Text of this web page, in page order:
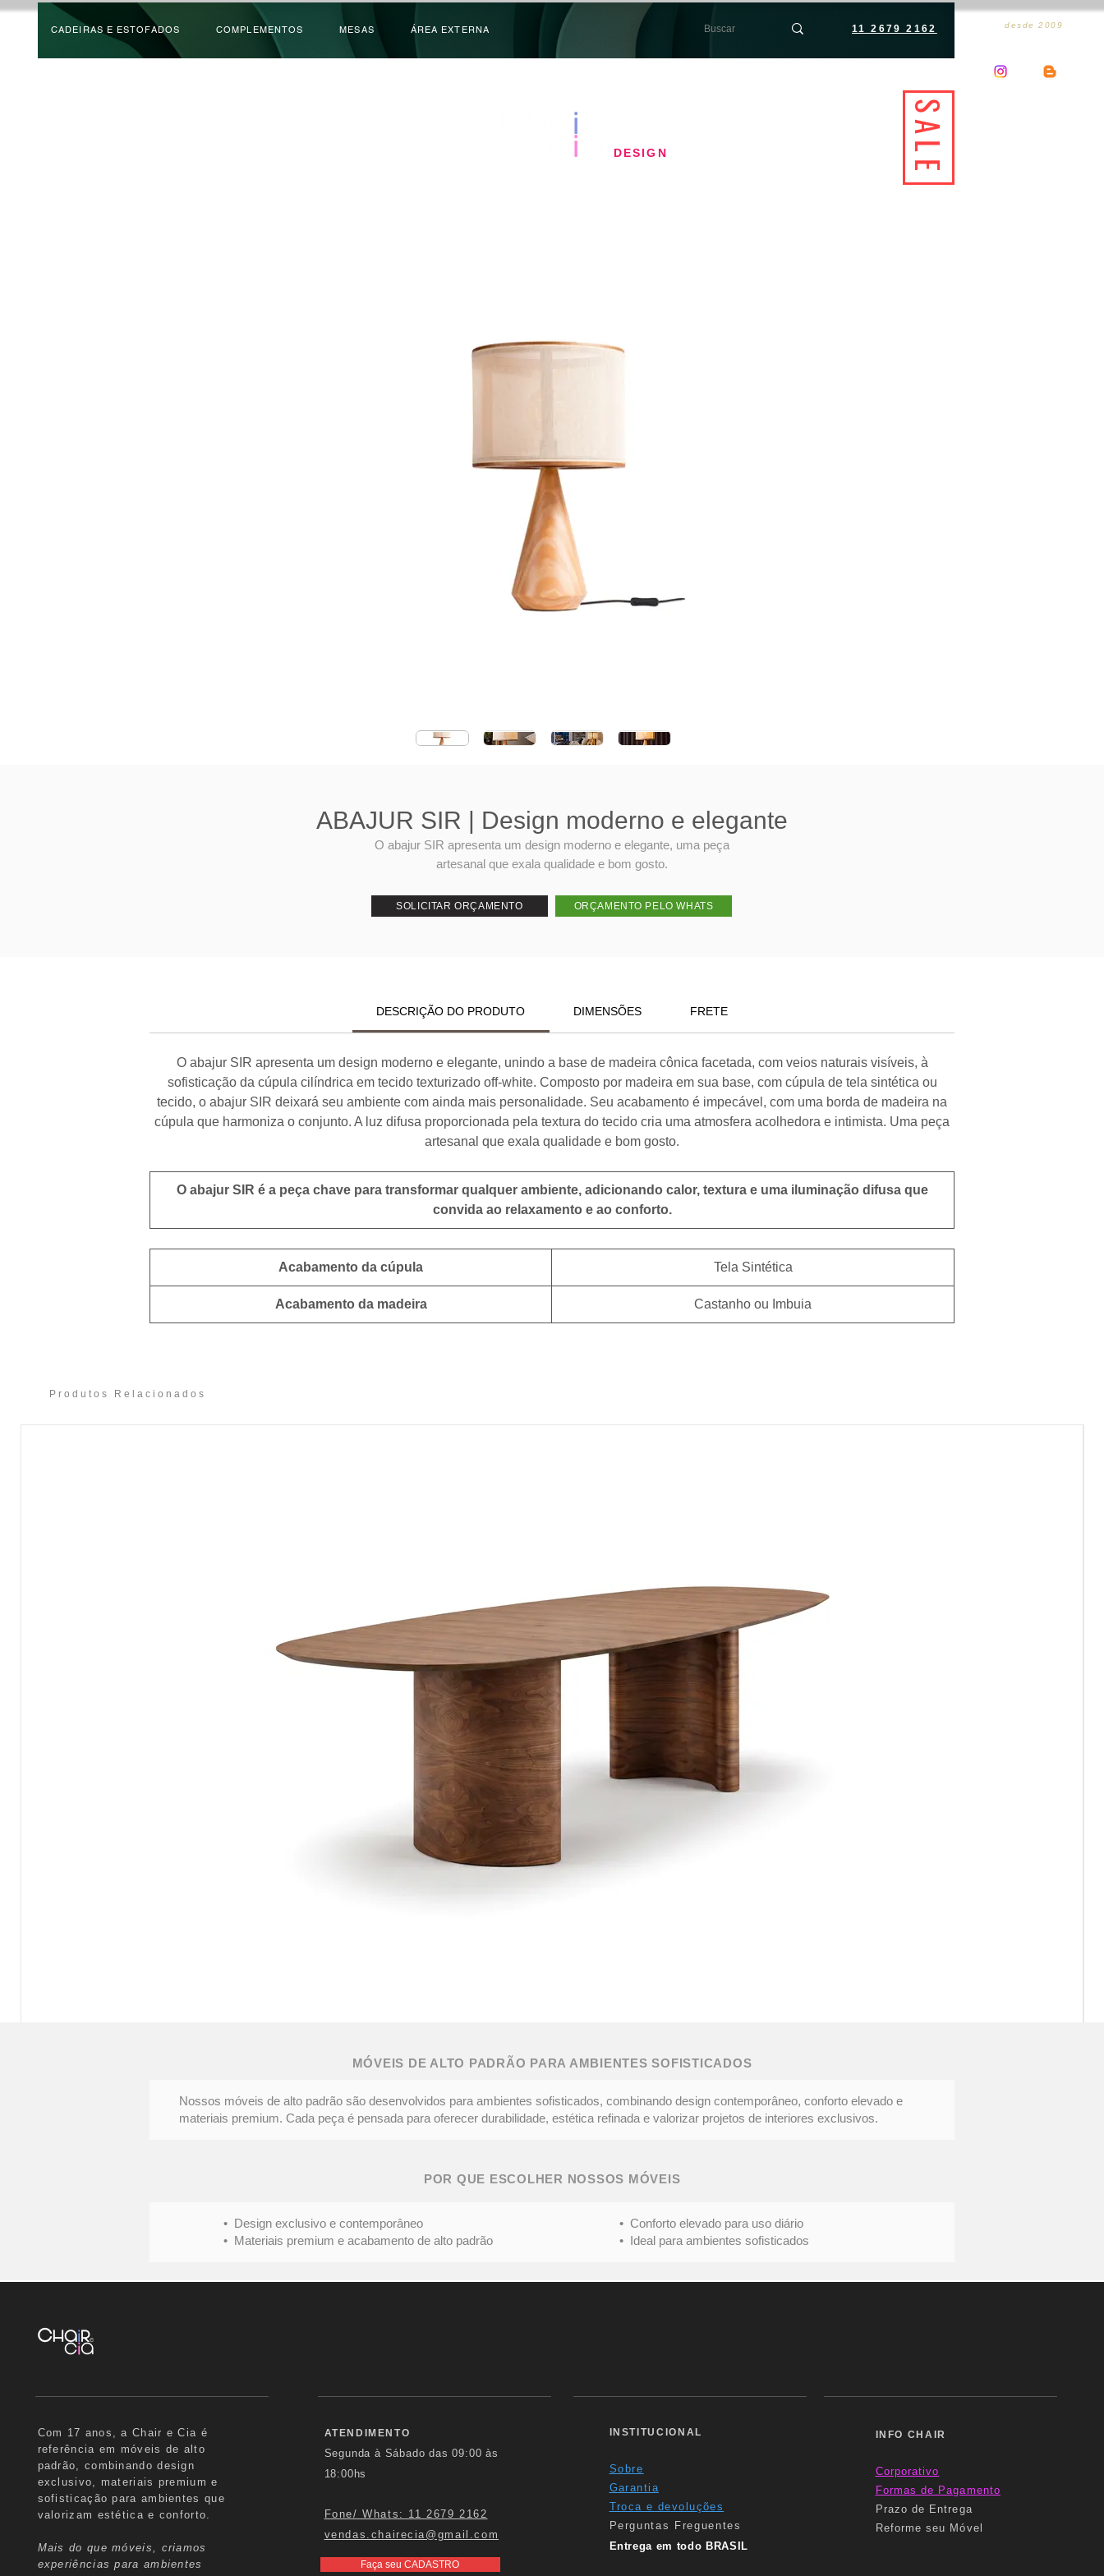
CADEIRAS E ESTOFADOS COMPLEMENTOS MESAS ÁREA EXTERNA 11 2679 2162 desde 2009
​DESIGN SALE
ABAJUR SIR | Design moderno e elegante
O abajur SIR apresenta um design moderno e elegante, uma peça
artesanal que exala qualidade e bom gosto.
DESCRIÇÃO DO PRODUTO DIMENSÕES FRETE
O abajur SIR apresenta um design moderno e elegante, unindo a base de madeira cônica facetada, com veios naturais visíveis, à
sofisticação da cúpula cilíndrica em tecido texturizado off-white. Composto por madeira em sua base, com cúpula de tela sintética ou
tecido, o abajur SIR deixará seu ambiente com ainda mais personalidade. Seu acabamento é impecável, com uma borda de madeira na
cúpula que harmoniza o conjunto. A luz difusa proporcionada pela textura do tecido cria uma atmosfera acolhedora e intimista. Uma peça
artesanal que exala qualidade e bom gosto.
O abajur SIR é a peça chave para transformar qualquer ambiente, adicionando calor, textura e uma iluminação difusa que
convida ao relaxamento e ao conforto.
Acabamento da cúpula Tela Sintética
Acabamento da madeira Castanho ou Imbuia
SOLICITAR ORÇAMENTO ORÇAMENTO PELO WHATS
Produtos Relacionados
MÓVEIS DE ALTO PADRÃO PARA AMBIENTES SOFISTICADOS
Nossos móveis de alto padrão são desenvolvidos para ambientes sofisticados, combinando design contemporâneo, conforto elevado e
materiais premium. Cada peça é pensada para oferecer durabilidade, estética refinada e valorizar projetos de interiores exclusivos.
POR QUE ESCOLHER NOSSOS MÓVEIS
• Design exclusivo e contemporâneo
• Materiais premium e acabamento de alto padrão
• Conforto elevado para uso diário
• Ideal para ambientes sofisticados
Com 17 anos, a Chair e Cia é
referência em móveis de alto
padrão, combinando design
exclusivo, materiais premium e
sofisticação para ambientes que
valorizam estética e conforto.
Mais do que móveis, criamos
experiências para ambientes
ATENDIMENTO
Segunda à Sábado das09:00 às
18:00hs
Fone/ Whats: 11 2679 2162
vendas.chairecia@gmail.com
Faça seu CADASTRO
INSTITUCIONAL
Sobre
Garantia
Troca e devoluções
Perguntas Freguentes
Entrega em todo BRASIL
INFO CHAIR
Corporativo
Formasde Pagamento
Prazo de Entrega
Reforme seu Móvel